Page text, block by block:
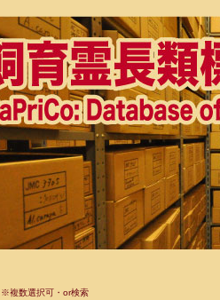
※複数選択可・or検索